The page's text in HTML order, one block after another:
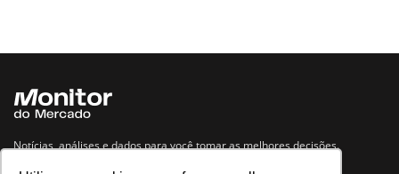
Notícias, análises e dados para você tomar as melhores decisões.